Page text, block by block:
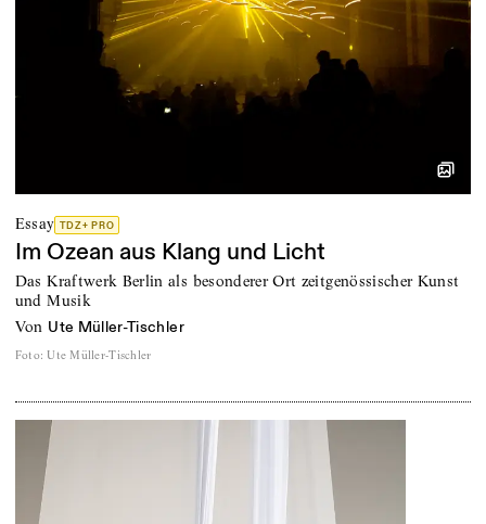
Essay TDZ+ PRO
Im Ozean aus Klang und Licht
Das Kraftwerk Berlin als besonderer Ort zeitgenössischer Kunst
und Musik
von Ute Müller-Tischler
Foto: Ute Müller-Tischler